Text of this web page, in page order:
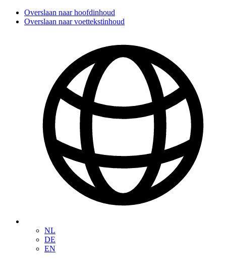
Overslaan naar hoofdinhoud
Overslaan naar voettekstinhoud
NL
DE
EN